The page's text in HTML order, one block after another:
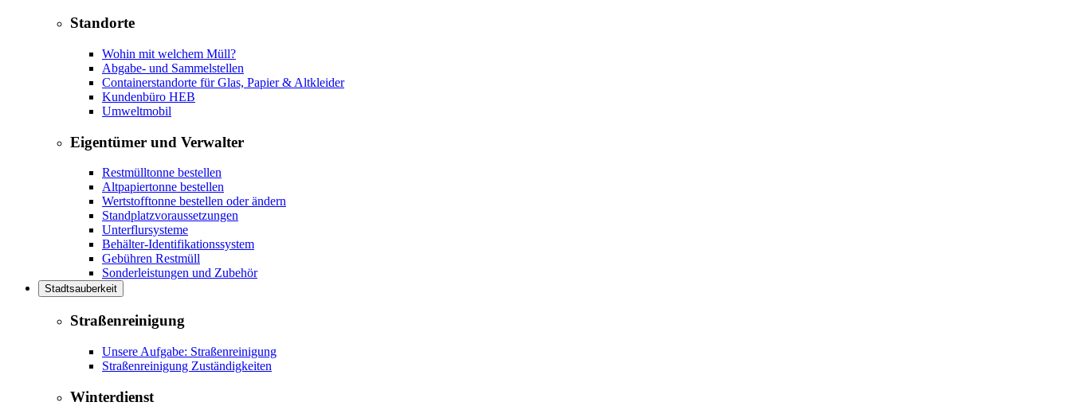
Standorte
Wohin mit welchem Müll?
Abgabe- und Sammelstellen
Containerstandorte für Glas, Papier & Altkleider
Kundenbüro HEB
Umweltmobil
Eigentümer und Verwalter
Restmülltonne bestellen
Altpapiertonne bestellen
Wertstofftonne bestellen oder ändern
Standplatzvoraussetzungen
Unterflursysteme
Behälter-Identifikationssystem
Gebühren Restmüll
Sonderleistungen und Zubehör
Stadtsauberkeit
Straßenreinigung
Unsere Aufgabe: Straßenreinigung
Straßenreinigung Zuständigkeiten
Winterdienst